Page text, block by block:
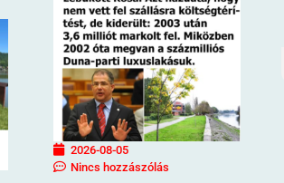
2026-08-05
Nincs hozzászólás